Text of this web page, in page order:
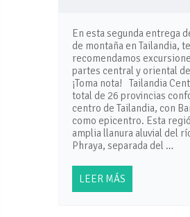
En esta segunda entrega
de montaña en Tailandia, te
recomendamos
partes central y oriental
¡Toma nota! Tailandia
total de 26 provincias
centro de Tailandia, con
como epicentro. Esta
amplia llanura aluvial del
Phraya, separada del …
LEER MÁS